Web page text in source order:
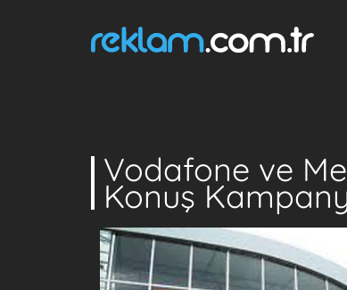
Vodafone ve
Konuş